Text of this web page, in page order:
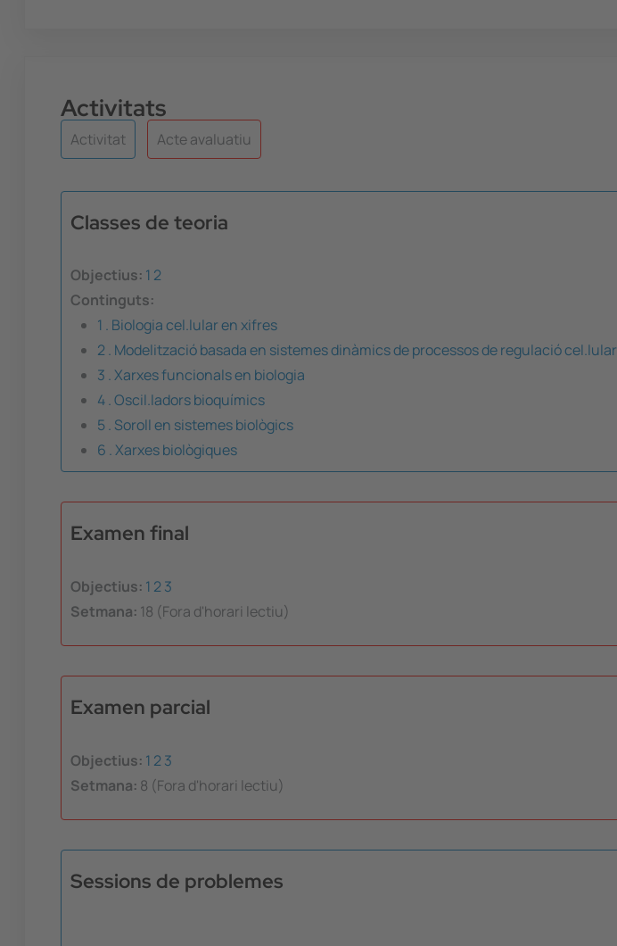
Activitats
Activitat Acte avaluatiu
Classes de teoria
Objectius: 1 2
Continguts:
1 . Biologia cel.lular en xifres
2 . Modelització basada en sistemes dinàmics de processos de regulació cel.lular
3 . Xarxes funcionals en biologia
4 . Oscil.ladors bioquímics
5 . Soroll en sistemes biològics
6 . Xarxes biològiques
Examen final
Objectius: 1 23
Setmana: 18 (Fora d'horari lectiu)
Examen parcial
Objectius: 1 23
Setmana: 8 (Fora d'horari lectiu)
Sessions de problemes